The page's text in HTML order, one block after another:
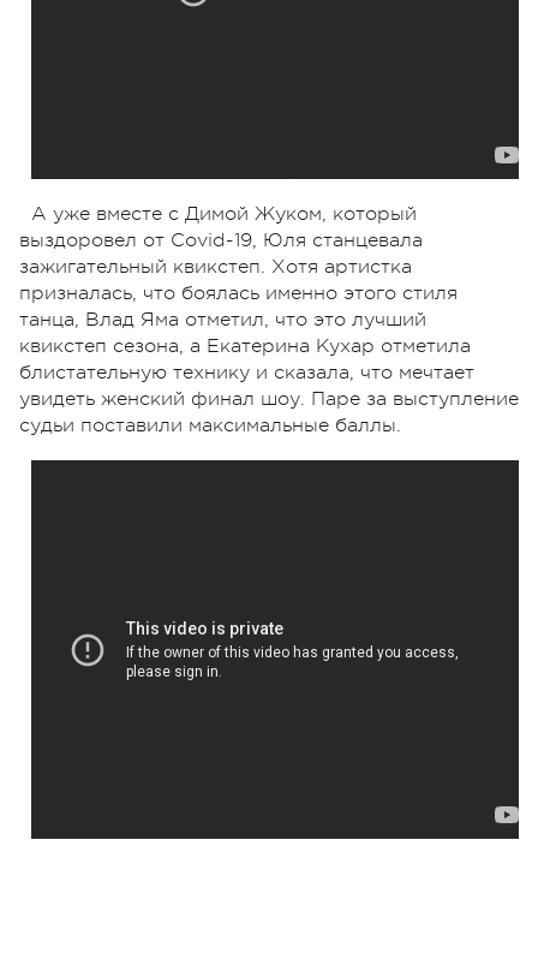
А уже вместе с Димой Жуком, который
выздоровел от Covid-19, Юля станцевала
зажигательный квикстеп. Хотя артистка
призналась, что боялась именно этого стиля
танца, Влад Яма отметил, что это лучший
квикстеп сезона, а Екатерина Кухар отметила
блистательную технику и сказала, что мечтает
увидеть женский финал шоу. Паре за выступление
судьи поставили максимальные баллы.